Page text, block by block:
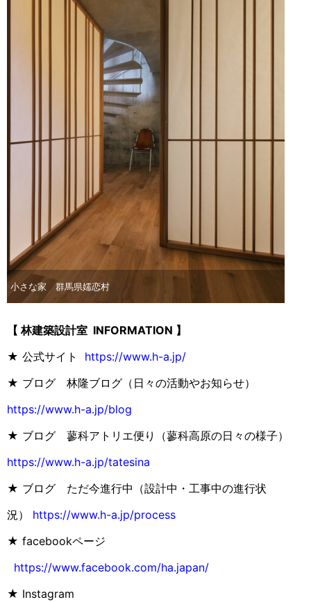
小さな家 群馬県嬬恋村
【 林建築設計室 INFORMATION 】
★ 公式サイト https://www.h-a.jp/
★ ブログ 林隆ブログ（日々の活動やお知らせ）
https://www.h-a.jp/blog
★ ブログ 蓼科アトリエ便り（蓼科高原の日々の様子）
https://www.h-a.jp/tatesina
★ ブログ ただ今進行中（設計中・工事中の進行状
況） https://www.h-a.jp/process
★ facebookページ
https://www.facebook.com/ha.japan/
★ Instagram